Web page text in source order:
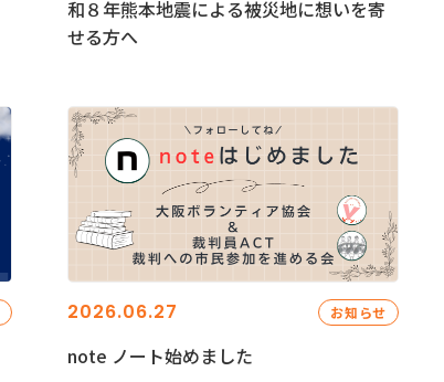
和８年熊本地震による被災地に想いを寄
せる方へ
2026.06.27 お知らせ
note ノート始めました